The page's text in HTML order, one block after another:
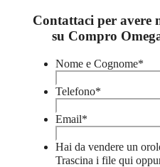
Contattaci per avere
su Compro
Nome e Cognome*
Telefono*
Email*
Hai da vendere un
Trascina i file qui